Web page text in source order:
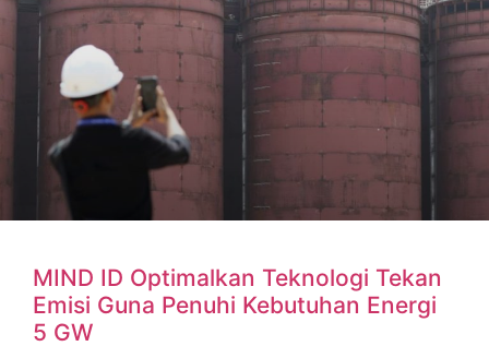
MIND ID Optimalkan Teknologi Tekan
Emisi Guna Penuhi Kebutuhan Energi
5 GW